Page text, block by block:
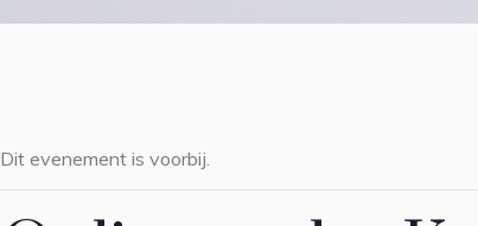
Dit evenement is voorbij.